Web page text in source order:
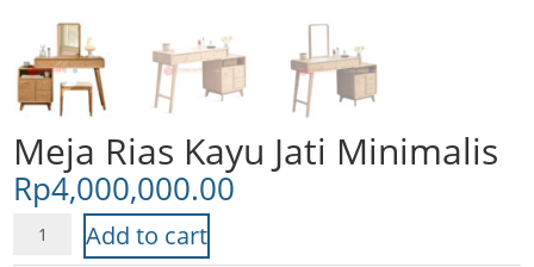
Meja Rias Kayu Jati Minimalis
Rp4,000,000.00
Meja
Add to cart